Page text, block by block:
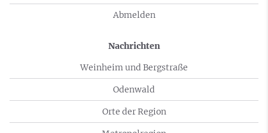
Abmelden
Nachrichten
Weinheim und Bergstraße
Odenwald
Orte der Region